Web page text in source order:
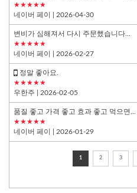
★★★★★
네이버 페이 | 2026-04-30
변비가 심해져서 다시 주문했습니다...
★★★★★
네이버 페이 | 2026-02-27
정말 좋아요.
★★★★★
우한주 | 2026-02-05
품질 좋고 가격 좋고 효과 좋고 먹으면...
★★★★★
네이버 페이 | 2026-01-29
1 2 3